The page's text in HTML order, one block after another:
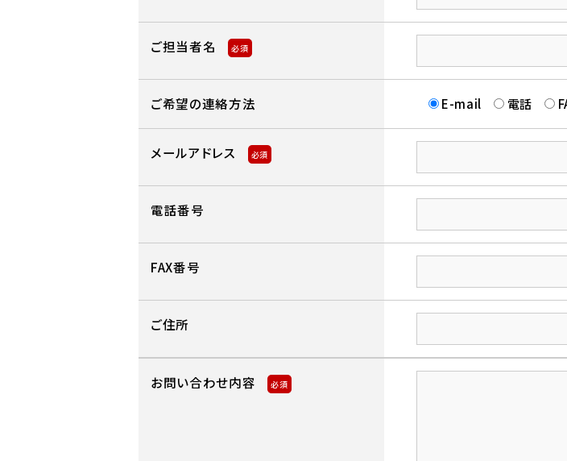
ご担当者名 必須
ご希望の連絡方法 E-mail 電話
メールアドレス 必須
電話番号
FAX番号
ご住所
お問い合わせ内容 必須